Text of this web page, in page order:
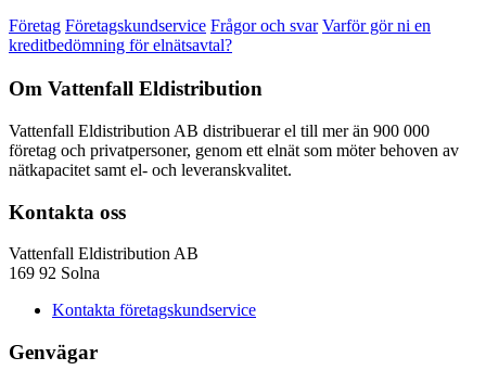
Företag Företagskundservice Frågor och svar Varför gör ni en
kreditbedömning för elnätsavtal?
Om Vattenfall Eldistribution
Vattenfall Eldistribution AB distribuerar el till mer än 900 000
företag och privatpersoner, genom ett elnät som möter behoven av
nätkapacitet samt el- och leveranskvalitet.
Kontakta oss
Vattenfall Eldistribution AB
169 92 Solna
Kontakta företagskundservice
Genvägar